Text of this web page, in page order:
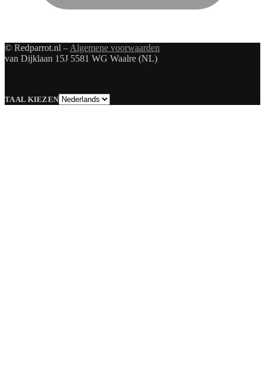
© Redparrot.nl – Algemene voorwaarden
van Dijklaan 15J 5581 WG Waalre (NL)
TAAL KIEZENTaal